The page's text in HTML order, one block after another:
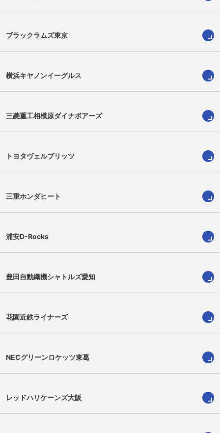
宮内慶大
Keita Miyauchi Ash Dixon
北出卓也
Takuya Kitade Kenta Matsuoka
ブラックラムズ東京
横浜キヤノンイーグルス
三菱重工相模原ダイナボアーズ
トヨタヴェルブリッツ
三重ホンダヒート
浦安D-Rocks
豊田自動織機シャトルズ愛知
花園近鉄ライナーズ
NECグリーンロケッツ東葛
レッドハリケーンズ大阪